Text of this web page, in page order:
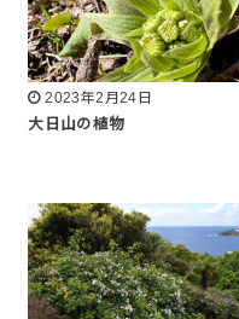
2023年2月24日
大日山の植物